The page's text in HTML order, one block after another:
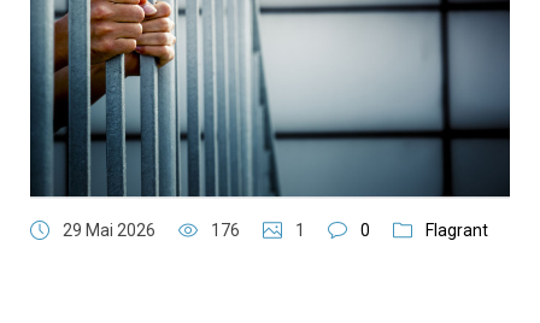
29 Mai 2026 176 1 0 Flagrant